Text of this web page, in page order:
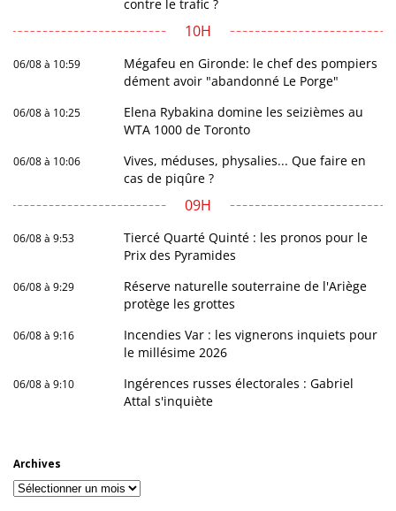
contre le trafic ?
10H
06/08 à 10:59
Mégafeu en Gironde: le chef des pompiers
dément avoir "abandonné Le Porge"
06/08 à 10:25
Elena Rybakina domine les seizièmes au
WTA 1000 de Toronto
06/08 à 10:06
Vives, méduses, physalies... Que faire en
cas de piqûre ?
09H
06/08 à 9:53
Tiercé Quarté Quinté : les pronos pour le
Prix des Pyramides
06/08 à 9:29
Réserve naturelle souterraine de l'Ariège
protège les grottes
06/08 à 9:16
Incendies Var : les vignerons inquiets pour
le millésime 2026
06/08 à 9:10
Ingérences russes électorales : Gabriel
Attal s'inquiète
Archives
Archives